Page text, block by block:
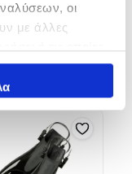
οι
με άλλες
σας χρήση
Επιλογή